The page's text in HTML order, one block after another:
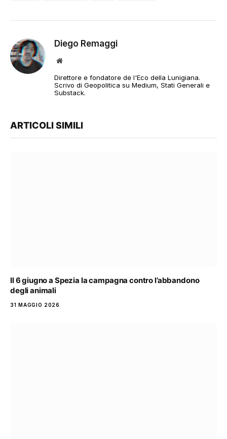
Diego Remaggi
Sito
Direttore e fondatore de l'Eco della Lunigiana.
Scrivo di Geopolitica su Medium, Stati Generali e
Substack.
ARTICOLI SIMILI
Il 6 giugno a Spezia la campagna contro l’abbandono
degli animali
31 MAGGIO 2026